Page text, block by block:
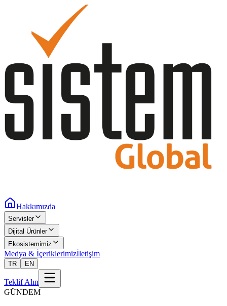
Hakkımızda
Servisler
Dijital Ürünler
Ekosistemimiz
Medya & İçeriklerimizİletişim
TR EN
Teklif Alın
GÜNDEM